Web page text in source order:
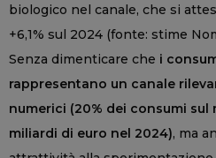
biologico nel canale, che si
+6,1% sul 2024 (fonte: stime
Senza dimenticare che i
rappresentano un canale
numerici (20% dei consumi sul
miliardi di euro nel 2024), ma